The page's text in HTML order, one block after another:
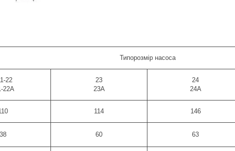
Типорозмір насоса
22
22А
23
23А
24
24А
114 146
38 60 63